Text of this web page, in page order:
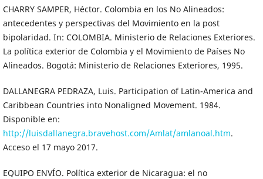
CHARRY SAMPER, Héctor. Colombia en los No Alineados:
antecedentes y perspectivas del Movimiento en la post
bipolaridad. In: COLOMBIA. Ministerio de Relaciones Exteriores.
La política exterior de Colombia y el Movimiento de Países No
Alineados. Bogotá: Ministerio de Relaciones Exteriores, 1995.
DALLANEGRA PEDRAZA, Luis. Participation of Latin-America and
Caribbean Countries into Nonaligned Movement. 1984.
Disponible en:
http://luisdallanegra.bravehost.com/Amlat/amlanoal.htm.
Acceso el 17 mayo 2017.
EQUIPO ENVÍO. Política exterior de Nicaragua: el no